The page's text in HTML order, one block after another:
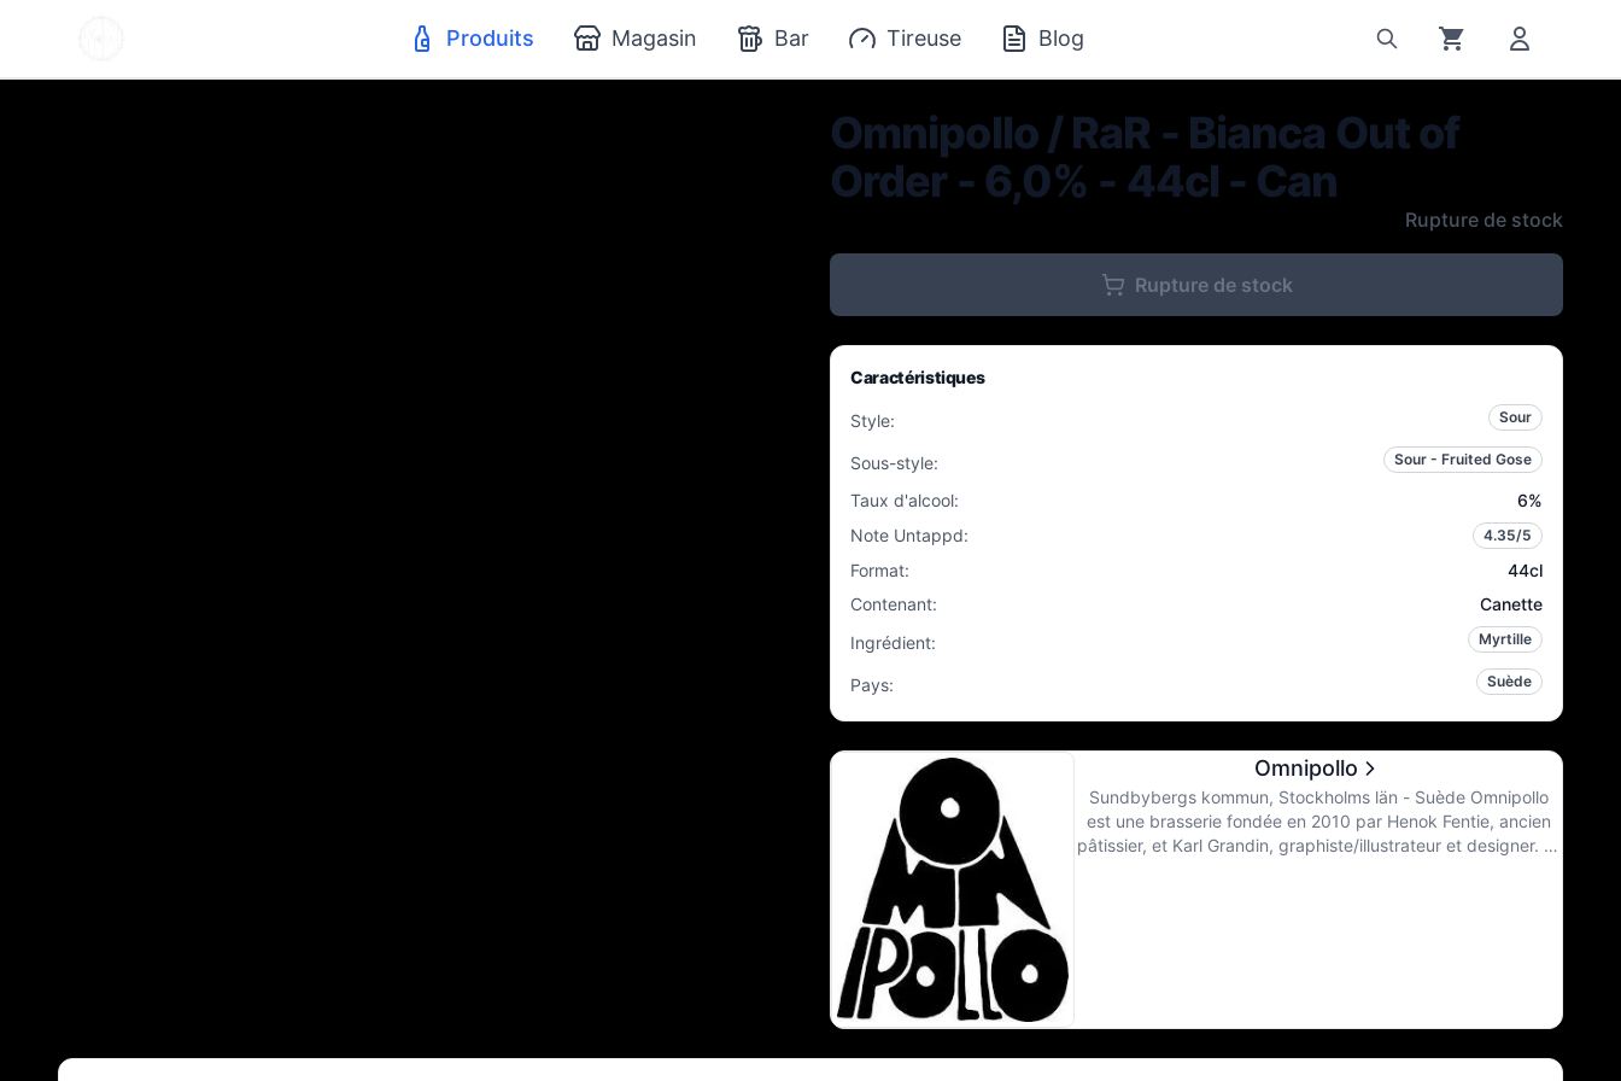
Produits Magasin Bar Tireuse Blog
Omnipollo / RaR - Bianca Out of
Order - 6,0% - 44cl - Can
Rupture de stock
Rupture de stock
Caractéristiques
Style: Sour
Sous-style: Sour - Fruited Gose
Taux d'alcool: 6%
Note Untappd: 4.35/5
Format:
44cl
Contenant:
Canette
Ingrédient: Myrtille
Pays: Suède
Omnipollo
Sundbybergs kommun, Stockholms län - Suède Omnipollo
est une brasserie fondée en 2010 par Henok Fentie, ancien
pâtissier, et Karl Grandin, graphiste/illustrateur et designer. Ils